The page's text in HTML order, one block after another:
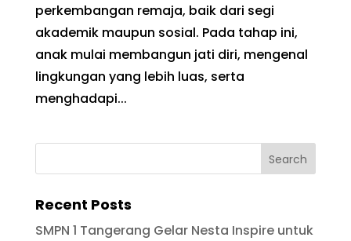
perkembangan remaja, baik dari segi
akademik maupun sosial. Pada tahap ini,
anak mulai membangun jati diri, mengenal
lingkungan yang lebih luas, serta
menghadapi...
Recent Posts
SMPN 1 Tangerang Gelar Nesta Inspire untuk